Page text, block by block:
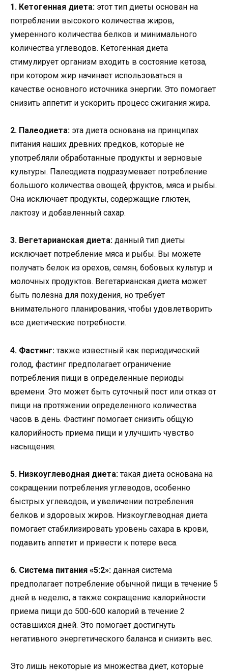
1. Кетогенная диета: этот тип диеты основан на
потреблении высокого количества жиров,
умеренного количества белков и минимального
количества углеводов. Кетогенная диета
стимулирует организм входить в состояние кетоза,
при котором жир начинает использоваться в
качестве основного источника энергии. Это помогает
снизить аппетит и ускорить процесс сжигания жира.
2. Палеодиета: эта диета основана на принципах
питания наших древних предков, которые не
употребляли обработанные продукты и зерновые
культуры. Палеодиета подразумевает потребление
большого количества овощей, фруктов, мяса и рыбы.
Она исключает продукты, содержащие глютен,
лактозу и добавленный сахар.
3. Вегетарианская диета: данный тип диеты
исключает потребление мяса и рыбы. Вы можете
получать белок из орехов, семян, бобовых культур и
молочных продуктов. Вегетарианская диета может
быть полезна для похудения, но требует
внимательного планирования, чтобы удовлетворить
все диетические потребности.
4. Фастинг: также известный как периодический
голод, фастинг предполагает ограничение
потребления пищи в определенные периоды
времени. Это может быть суточный пост или отказ от
пищи на протяжении определенного количества
часов в день. Фастинг помогает снизить общую
калорийность приема пищи и улучшить чувство
насыщения.
5. Низкоуглеводная диета: такая диета основана на
сокращении потребления углеводов, особенно
быстрых углеводов, и увеличении потребления
белков и здоровых жиров. Низкоуглеводная диета
помогает стабилизировать уровень сахара в крови,
подавить аппетит и привести к потере веса.
6. Система питания «5:2»: данная система
предполагает потребление обычной пищи в течение 5
дней в неделю, а также сокращение калорийности
приема пищи до 500-600 калорий в течение 2
оставшихся дней. Это помогает достигнуть
негативного энергетического баланса и снизить вес.
Это лишь некоторые из множества диет, которые